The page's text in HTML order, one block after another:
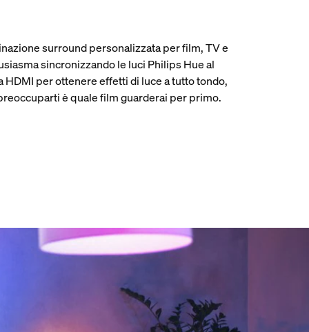
surround personalizzata per film, TV e
sincronizzando le luci Philips Hue al
per ottenere effetti di luce a tutto tondo,
è quale film guarderai per primo.